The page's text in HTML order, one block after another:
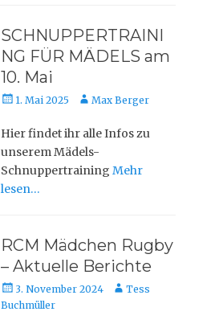
SCHNUPPERTRAINI
NG FÜR MÄDELS am
10. Mai
Posted
1. Mai 2025 AutorMax Berger
Hier findet ihr alle Infos zu
unserem Mädels-
SchnuppertrainingMehr
lesen…
RCM Mädchen Rugby
– Aktuelle Berichte
Posted
on
3. November 2024 AutorTess
Buchmüller